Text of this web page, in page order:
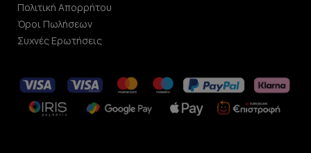
Πολιτική Απορρήτου
Όροι Πωλήσεων
Συχνές Ερωτήσεις